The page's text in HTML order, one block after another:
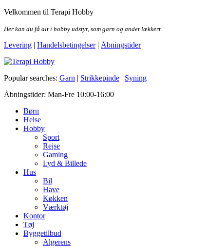
Skip
the
Velkommen til Terapi Hobby
Her kan du få alt i hobby udstyr, som garn og andet lækkert
Levering | Handelsbetingelser| Åbningstider
Terapi Hobby
Popular searches: Garn | Strikkepinde | Syning
Åbningstider: Man-Fre 10:00-16:00
Børn
Helse
Hobby
Sport
Rejse
Gaming
Lyd & Billede
Hus
Bil
Have
Køkken
Værktøj
Kontor
Tøj
Byggetilbud
Algerens